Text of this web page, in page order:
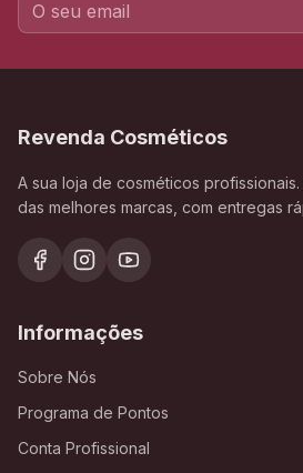
Revenda Cosméticos
A sua loja de cosméticos
das melhores marcas, com entregas
Informações
Sobre Nós
Programa de Pontos
Conta Profissional